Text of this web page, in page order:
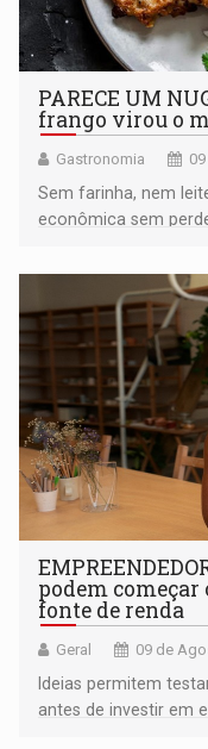
PARECE UM
frango virou o
Gastronomia
Sem farinha, nem
econômica sem
podem
fonte de renda
Geral 09 de
Ideias permitem
antes de investir em